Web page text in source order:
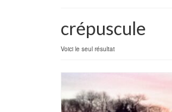
crépuscule
Voici le seul résultat